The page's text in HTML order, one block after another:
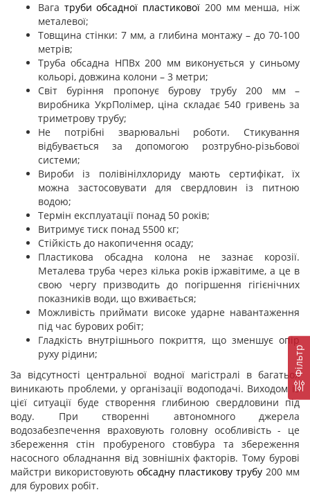
Фiльтр
Вага труби обсадної пластикової 200 мм менша, ніж
металевої;
Товщина стінки: 7 мм, а глибина монтажу – до 70-100
метрів;
Труба обсадна НПВх 200 мм виконується у синьому
кольорі, довжина колони – 3 метри;
Світ буріння пропонує бурову трубу 200 мм –
виробника УкрПолімер, ціна складає 540 гривень за
триметрову трубу;
Не потрібні зварювальні роботи. Стикування
відбувається за допомогою розтрубно-різьбової
системи;
Вироби із полівінілхлориду мають сертифікат, їх
можна застосовувати для свердловин із питною
водою;
Термін експлуатації понад 50 років;
Витримує тиск понад 5500 кг;
Стійкість до накопичення осаду;
Пластикова обсадна колона не зазнає корозії.
Металева труба через кілька років іржавітиме, а це в
свою чергу призводить до погіршення гігієнічних
показників води, що вживається;
Можливість приймати високе ударне навантаження
під час бурових робіт;
Гладкість внутрішнього покриття, що зменшує опір
руху рідини;
За відсутності центральної водної магістралі в багатьох
виникають проблеми, у організації водоподачі. Виходом із
цієї ситуації буде створення глибиною свердловини під
воду. При створенні автономного джерела
водозабезпечення враховують головну особливість - це
збереження стін пробуреного стовбура та збереження
насосного обладнання від зовнішніх факторів. Тому бурові
майстри використовують обсадну пластикову трубу 200 мм
для бурових робіт.